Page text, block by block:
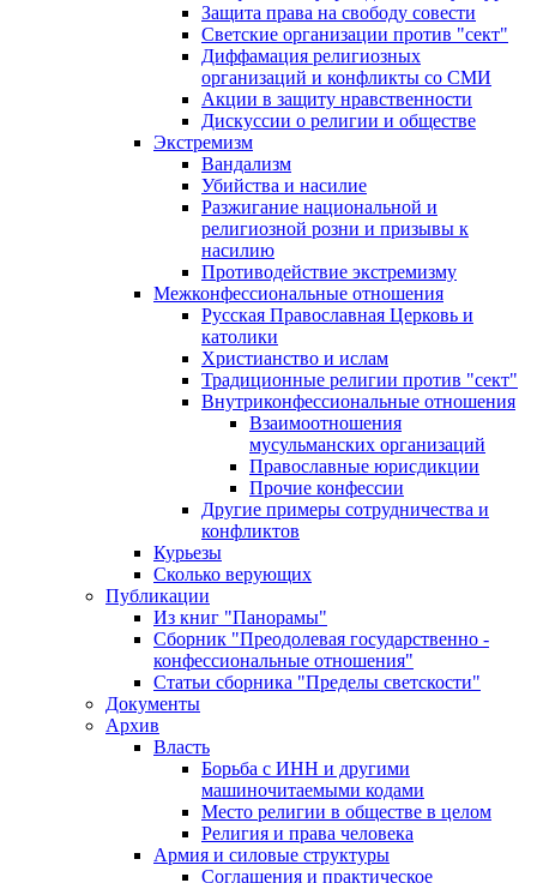
Защита права на свободу совести
Светские организации против "сект"
Диффамация религиозных
организаций и конфликты со СМИ
Акции в защиту нравственности
Дискуссии о религии и обществе
Экстремизм
Вандализм
Убийства и насилие
Разжигание национальной и
религиозной розни и призывы к
насилию
Противодействие экстремизму
Межконфессиональные отношения
Русская Православная Церковь и
католики
Христианство и ислам
Традиционные религии против "сект"
Внутриконфессиональные отношения
Взаимоотношения
мусульманских организаций
Православные юрисдикции
Прочие конфессии
Другие примеры сотрудничества и
конфликтов
Курьезы
Сколько верующих
Публикации
Из книг "Панорамы"
Сборник "Преодолевая государственно -
конфессиональные отношения"
Статьи сборника "Пределы светскости"
Документы
Архив
Власть
Борьба с ИНН и другими
машиночитаемыми кодами
Место религии в обществе в целом
Религия и права человека
Армия и силовые структуры
Соглашения и практическое